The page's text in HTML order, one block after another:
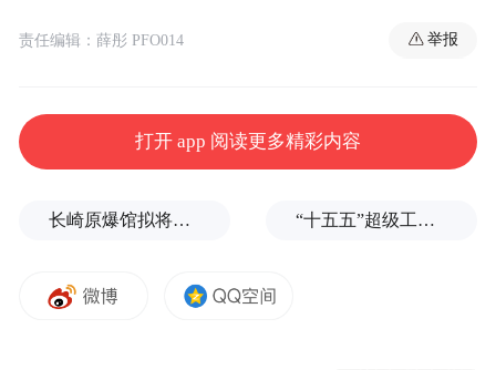
我觉得这个问题，它是一个比较尖锐的问
的历史。因为任何一个寺庙其实都是有上百
年甚至上千年的历史渊源背景。
还是能够延续原有的历史轨迹，能够延续原
责任编辑：薛彤 PFO014 举报
打开 app 阅读更多精彩内容
长崎原爆馆拟将南京大屠杀改为南京事件，有日本民众现场质疑 “十五五”超级工程来了，这是国家级押宝